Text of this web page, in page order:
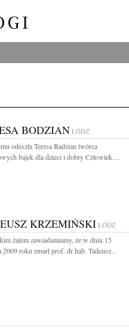
BODZIAN ŁÓDŹ
odeszła Teresa Badzian twórca
bajek dla dzieci i dobry Człowiek....
KRZEMIŃSKIŁÓDŹ
żalem zawiadamiamy, że w dniu 15
2009 roku zmarł prof. dr hab. Tadeusz...